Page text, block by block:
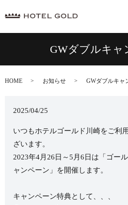
GWダブルキャ
HOME お知らせ GWダブルキャ
2025/04/25
いつもホテルゴールド川崎をご利
ざいます。
2023年4月26日～5月6日は「ゴー
ャンペーン」を開催します。
キャンペーン特典として、、、